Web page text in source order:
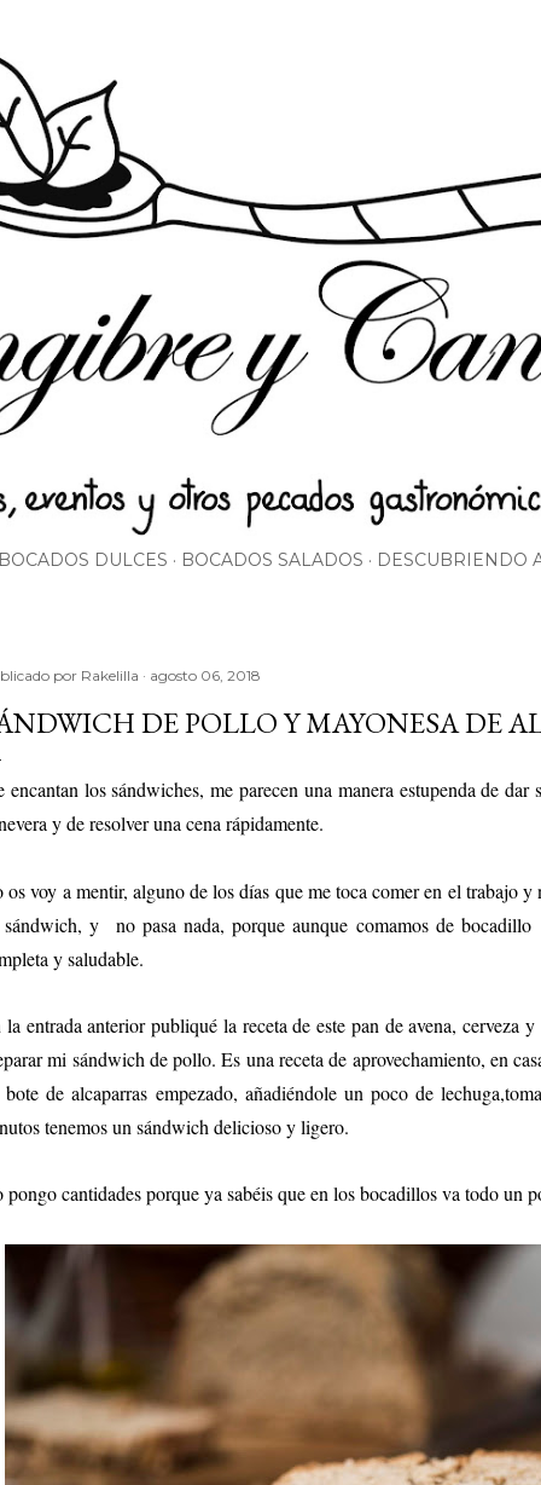
BOCADOS DULCES BOCADOS SALADOS DESCUBRIENDO
por Rakelilla agosto 06, 2018
DE POLLO Y MAYONESA DE
encantan los sándwiches, me parecen una manera estupenda de dar
y de resolver una cena rápidamente.
os voy a mentir, alguno de los días que me toca comer en el trabajo
sándwich, y no pasa nada, porque aunque comamos de
y saludable.
la entrada anterior publiqué la receta de este pan de avena, cerveza y
mi sándwich de pollo. Es una receta de aprovechamiento, en
de alcaparras empezado, añadiéndole un poco de lechuga,
tenemos un sándwich delicioso y ligero.
pongo cantidades porque ya sabéis que en los bocadillos va todo un